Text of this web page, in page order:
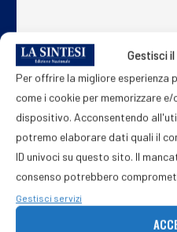
Gestisci
Per offrire la migliore esperienza
come i cookie per memorizzare
dispositivo. Acconsentendo
potremo elaborare dati quali il
ID univoci su questo sito. Il
consenso potrebbero
Gestisci servizi
Nepi Molineris (Sport